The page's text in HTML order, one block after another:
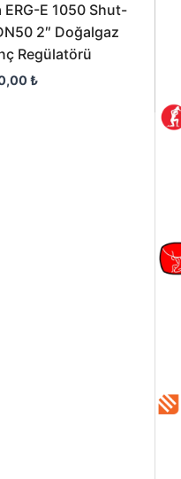
ERG-E 1050 Shut-
2″ Doğalgaz
Regülatörü
₺